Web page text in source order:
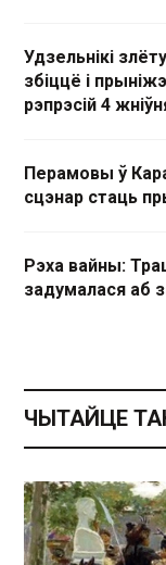
Удзельнікі
збіццё і
рэпрэсій 4
Перамовы ў
сцэнар стаць
Рэха вайны:
задумалася аб
ЧЫТАЙЦЕ